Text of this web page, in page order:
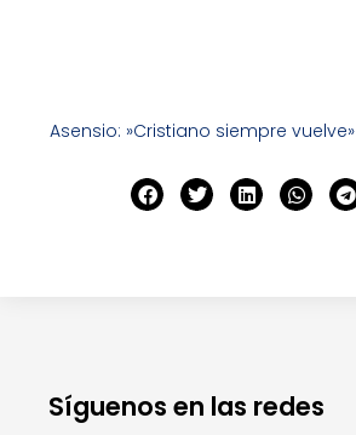
Asensio: »Cristiano siempre vuelve»
Síguenos en las redes